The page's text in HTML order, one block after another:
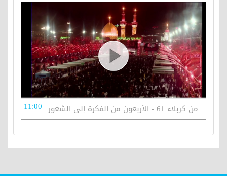
من كربلاء 61 - الأربعون من الفكرة إلى الشعور 11:00